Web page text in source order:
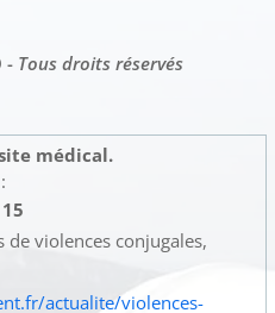
- Tous droits réservés
médical.
15
violences conjugales,
actualite/violences-